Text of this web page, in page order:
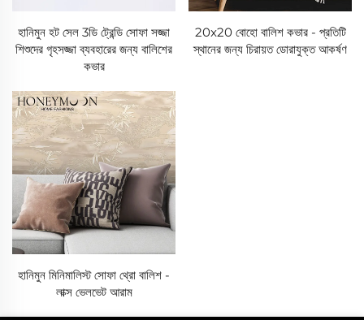
হানিমুন হট সেল 3ডি ট্রেন্ডি সোফা সজ্জা
শিশুদের গৃহসজ্জা ব্যবহারের জন্য বালিশের
কভার
20x20 বোহো বালিশ কভার - প্রতিটি
স্থানের জন্য চিরায়ত ডোরাযুক্ত আকর্ষণ
হানিমুন মিনিমালিস্ট সোফা থ্রো বালিশ -
লাক্স ভেলভেট আরাম